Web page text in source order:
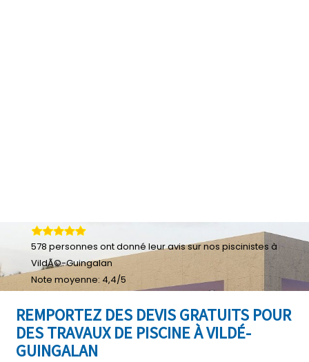
REMPORTEZ DES DEVIS GRATUITS POUR
DES TRAVAUX DE PISCINE À VILDÉ-
GUINGALAN
578 personnes ont donné leuravis sur nos piscinistes à
VildÃ©-Guingalan
Note moyenne: 4,4/5